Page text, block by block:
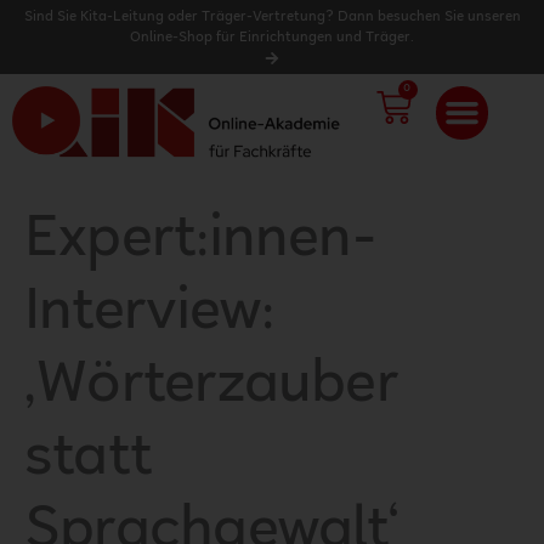
Sind Sie Kita-Leitung oder Träger-Vertretung? Dann besuchen Sie unseren
Online-Shop für Einrichtungen und Träger.
0
Expert:innen-
Interview:
,Wörterzauber
statt